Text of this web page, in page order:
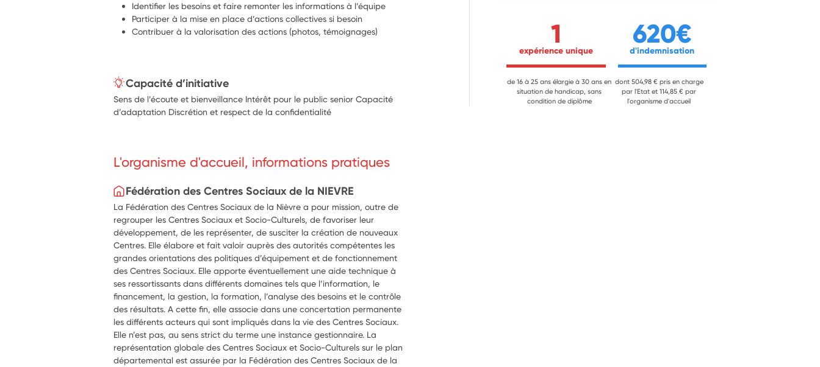
Identifier les besoins et faire remonter les informations à l’équipe
Participer à la mise en place d’actions collectives si besoin
Contribuer à la valorisation des actions (photos, témoignages)
Capacité d’initiative
Sens de l’écoute et bienveillance Intérêt pour le public senior Capacité
d’adaptation Discrétion et respect de la confidentialité
L'organisme d'accueil, informations pratiques
Fédération des Centres Sociaux de la NIEVRE
La Fédération des Centres Sociaux de la Nièvre a pour mission, outre de
regrouper les Centres Sociaux et Socio-Culturels, de favoriser leur
développement, de les représenter, de susciter la création de nouveaux
Centres. Elle élabore et fait valoir auprès des autorités compétentes les
grandes orientations des politiques d’équipement et de fonctionnement
des Centres Sociaux. Elle apporte éventuellement une aide technique à
ses ressortissants dans différents domaines tels que l’information, le
financement, la gestion, la formation, l’analyse des besoins et le contrôle
des résultats. A cette fin, elle associe dans une concertation permanente
les différents acteurs qui sont impliqués dans la vie des Centres Sociaux.
Elle n’est pas, au sens strict du terme une instance gestionnaire. La
représentation globale des Centres Sociaux et Socio-Culturels sur le plan
départemental est assurée par la Fédération des Centres Sociaux de la
1
expérience unique
de 16 à 25 ans élargie à 30 ans en
situation de handicap, sans
condition de diplôme
620€
d'indemnisation
dont 504,98 € pris en charge
par l'Etat et 114,85 € par
l'organisme d'accueil